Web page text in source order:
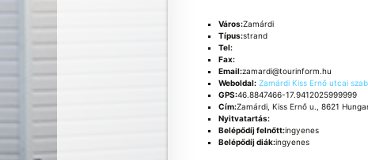
Város:Zamárdi
Típus:strand
Tel:
Fax:
Email:zamardi@tourinform.hu
Weboldal: Zamárdi Kiss Ernő utcai
GPS:46.8847466-17.9412025999999
Cím:Zamárdi, Kiss Ernő u., 8621
Nyitvatartás:
Belépődíj felnőtt:ingyenes
Belépődíj diák:ingyenes